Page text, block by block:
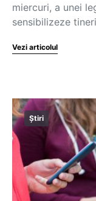
miercuri, a unei
sensibilizeze
Vezi articolul
Știri